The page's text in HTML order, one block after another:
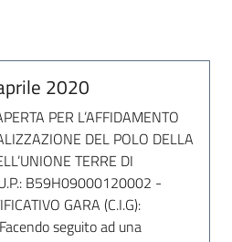
2020
PER L’AFFIDAMENTO
DEL POLO DELLA
TERRE DI
B59H09000120002 -
GARA (C.I.G):
seguito ad una